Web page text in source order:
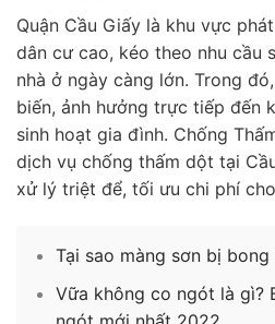
Quận Cầu Giấy là khu vực
dân cư cao, kéo theo nhu cầu
nhà ở ngày càng lớn. Trong
biến, ảnh hưởng trực tiếp đến
sinh hoạt gia đình. Chống
dịch vụ chống thấm dột tại
xử lý triệt để, tối ưu chi phí
Tại sao màng sơn bị
Vữa không co ngót là gì?